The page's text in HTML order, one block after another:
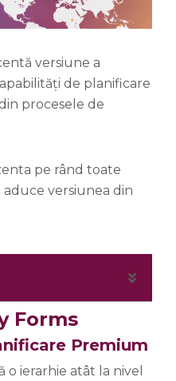
versiune a
de planificare
procesele de
pe rând toate
versiunea din
Forms
Premium
o ierarhie atât la nivel